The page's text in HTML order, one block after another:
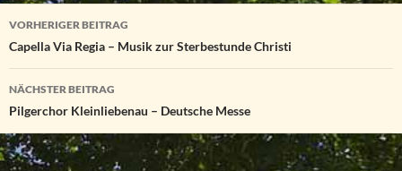
Beitragsnavigation
VORHERIGER BEITRAG
Capella Via Regia – Musik zur Sterbestunde Christi
NÄCHSTER BEITRAG
Pilgerchor Kleinliebenau – Deutsche Messe